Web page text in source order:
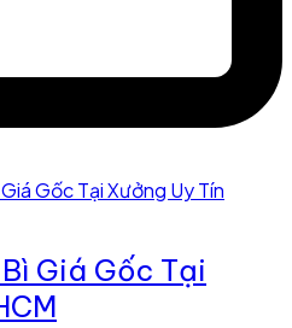
Giá Gốc Tại